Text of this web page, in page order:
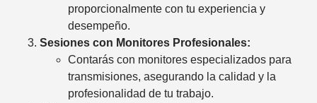
proporcionalmente con tu experiencia y
desempeño.
Sesiones con Monitores Profesionales:
Contarás con monitores especializados para
transmisiones, asegurando la calidad y la
profesionalidad de tu trabajo.